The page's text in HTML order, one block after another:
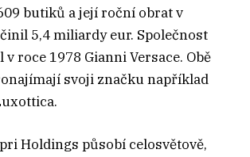
butiků a její roční obrat v
5,4 miliardy eur. Společnost
v roce 1978 Gianni Versace. Obě
svoji značku například
Holdings působí celosvětově,